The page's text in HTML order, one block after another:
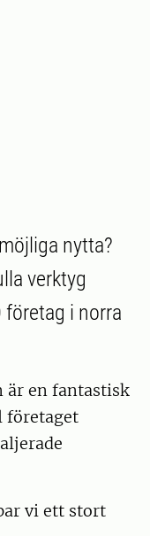
nytta?
verktyg
i norra
är en fantastisk
företaget
vi ett stort